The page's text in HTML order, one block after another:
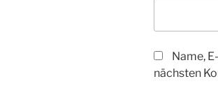
Name,
nächsten